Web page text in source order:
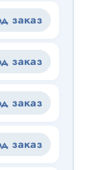
заказ
заказ
заказ
заказ